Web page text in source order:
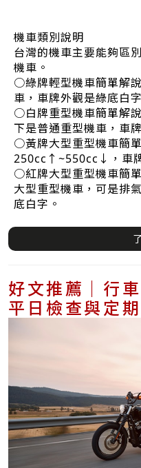
機車類別說明
台灣的機車主要能夠區
機車。
○綠牌輕型機車簡單解
車，車牌外觀是綠底白
○白牌重型機車簡單解
下是普通重型機車，車
○黃牌大型重型機車簡
250cc↑~550cc↓，車
○紅牌大型重型機車簡
大型重型機車，可是排
底白字。
好文推薦｜行
平日檢查與定